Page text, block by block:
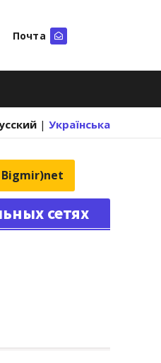
Почта
| Українська
сетях